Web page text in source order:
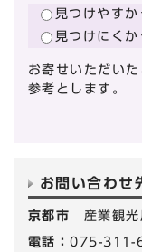
見つけやすか
見つけにくか
お寄せいただい
参考とします。
お問い合わせ
京都市 産業観
電話：075-311-